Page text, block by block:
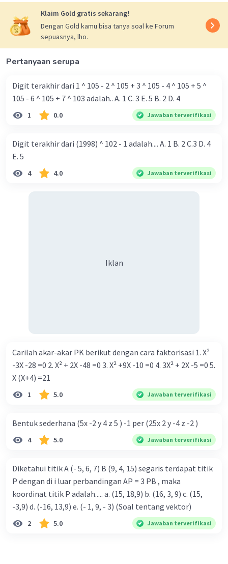
Klaim Gold gratis sekarang!
Dengan Gold kamu bisa tanya soal ke Forum
sepuasnya, lho.
Pertanyaan serupa
Digit terakhir dari 1 ^ 105 - 2 ^ 105 + 3 ^ 105 - 4 ^ 105 + 5 ^
105 - 6 ^ 105 + 7 ^ 103 adalah.. A. 1 C. 3 E. 5 B. 2 D. 4
1 0.0 Jawaban terverifikasi
Digit terakhir dari (1998) ^ 102 - 1 adalah.... A. 1 B. 2 C.3 D. 4
E. 5
4 4.0 Jawaban terverifikasi
Iklan
Carilah akar-akar PK berikut dengan cara faktorisasi 1. X²
-3X -28 =0 2. X² + 2X -48 =0 3. X² +9X -10 =0 4. 3X² + 2X -5 =0 5.
X (X+4) =21
1 5.0 Jawaban terverifikasi
Bentuk sederhana (5x -2 y 4 z 5 ) -1 per (25x 2 y -4 z -2 )
4 5.0 Jawaban terverifikasi
Diketahui titik A (- 5, 6, 7) B (9, 4, 15) segaris terdapat titik
P dengan di i luar perbandingan AP = 3 PB , maka
koordinat titik P adalah..... a. (15, 18,9) b. (16, 3, 9) c. (15,
-3,9) d. (-16, 13,9) e. (- 1, 9, - 3) (Soal tentang vektor)
2 5.0 Jawaban terverifikasi